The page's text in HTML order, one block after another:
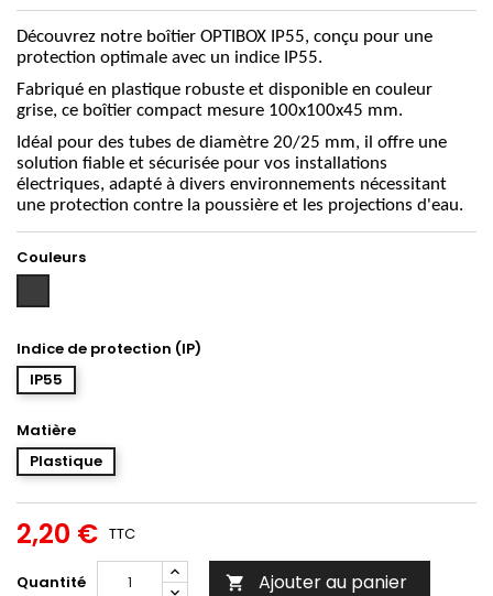
Découvrez notre boîtier OPTIBOX IP55, conçu pour une
protection optimale avec un indice IP55.
Fabriqué en plastique robuste et disponible en couleur
grise, ce boîtier compact mesure 100x100x45 mm.
Idéal pour des tubes de diamètre 20/25 mm, il offre une
solution fiable et sécurisée pour vos installations
électriques, adapté à divers environnements nécessitant
une protection contre la poussière et les projections d'eau.
Couleurs
anthracite
Indice de protection (IP)
IP55
Matière
Plastique
2,20 € TTC
Quantité  Ajouter au panier